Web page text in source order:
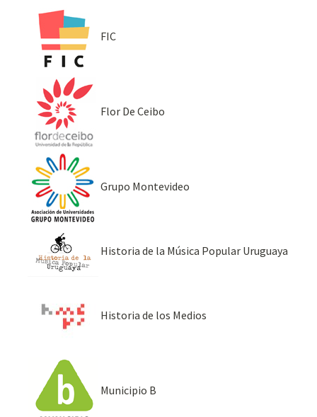
FIC
Flor De Ceibo
Grupo Montevideo
Historia de la Música Popular Uruguaya
Historia de los Medios
Municipio B